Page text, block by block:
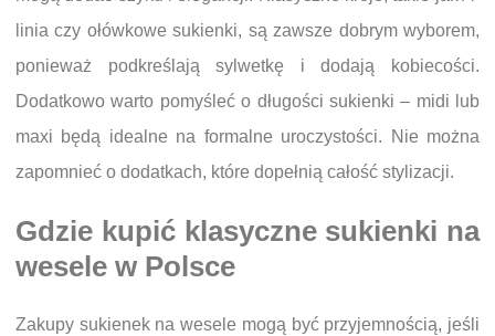
linia czy ołówkowe sukienki, są zawsze dobrym wyborem,
ponieważ podkreślają sylwetkę i dodają kobiecości.
Dodatkowo warto pomyśleć o długości sukienki – midi lub
maxi będą idealne na formalne uroczystości. Nie można
zapomnieć o dodatkach, które dopełnią całość stylizacji.
Gdzie kupić klasyczne sukienki na
wesele w Polsce
Zakupy sukienek na wesele mogą być przyjemnością, jeśli